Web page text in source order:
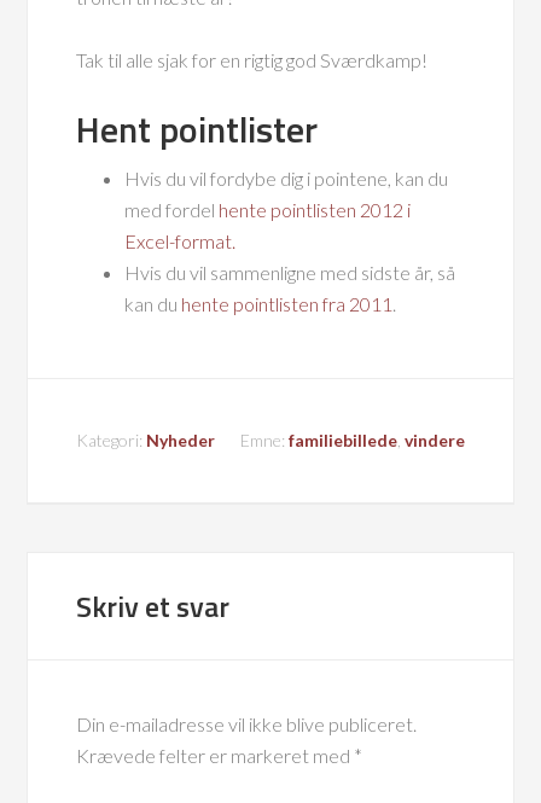
Tak til alle sjak for en rigtig god Sværdkamp!
Hent pointlister
Hvis du vil fordybe dig i pointene, kan du
med fordel hente pointlisten 2012 i
Excel-format.
Hvis du vil sammenligne med sidste år, så
kan du hente pointlisten fra 2011 .
Kategori: Nyheder Emne: familiebillede, vindere
Skriv et svar
Din e-mailadresse vil ikke blive publiceret.
Krævede felter er markeret med *